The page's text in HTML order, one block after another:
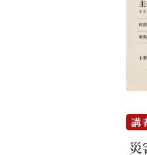
講
災